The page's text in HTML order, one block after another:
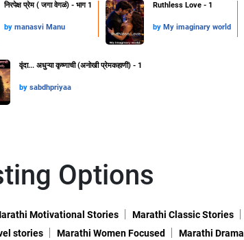
निरपेक्ष प्रेम ( जगा वेगळं) - भाग 1
by manasvi Manu
Ruthless Love - 1
by My imaginary world
वृंदा... अधुऱ्या कृष्णाची (अनोखी प्रेमकहाणी) - 1
by sabdhpriyaa
Options
Motivational Stories Marathi Classic Stories
stories Marathi Women Focused Marathi Drama